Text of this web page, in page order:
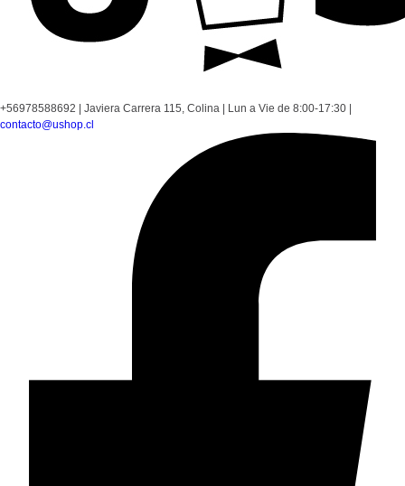
+56978588692 Javiera Carrera 115, Colina Lun a Vie de 8:00-17:30
contacto@ushop.cl